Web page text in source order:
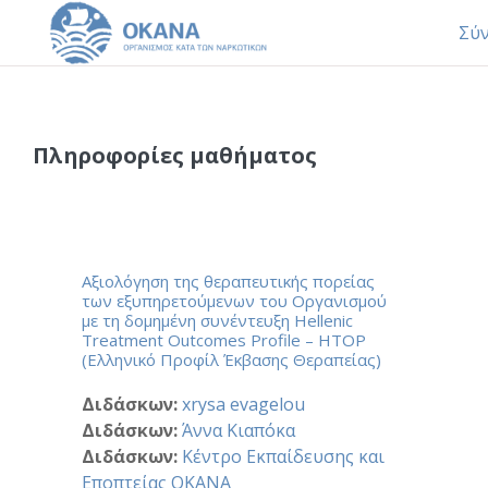
Πληροφορίες μαθήματος
Αξιολόγηση της θεραπευτικής πορείας
των εξυπηρετούμενων του Οργανισμού
με τη δομημένη συνέντευξη Hellenic
Treatment Outcomes Profile – HTOP
(Ελληνικό Προφίλ Έκβασης Θεραπείας)
Διδάσκων:xrysa evagelou
Διδάσκων:Άννα Κιαπόκα
Διδάσκων: Κέντρο Εκπαίδευσης και
Εποπτείας ΟΚΑΝΑ